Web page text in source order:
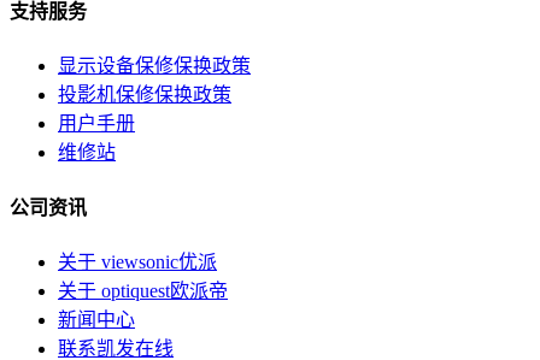
支持服务
显示设备保修保换政策
投影机保修保换政策
用户手册
维修站
公司资讯
关于 viewsonic优派
关于 optiquest欧派帝
新闻中心
联系凯发在线